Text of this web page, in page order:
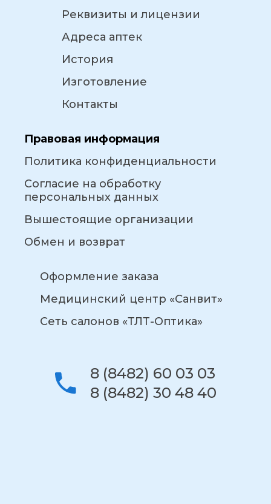
Реквизиты и лицензии
Адреса аптек
История
Изготовление
Контакты
Правовая информация
Политика конфиденциальности
Согласие на обработку
персональных данных
Вышестоящие организации
Обмен и возврат
Оформление заказа
Медицинский центр «Санвит»
Сеть салонов «ТЛТ-Оптика»
8 (8482) 60 03 03
8 (8482) 30 48 40